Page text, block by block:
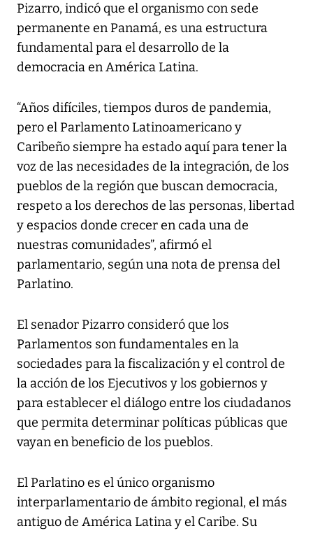
Pizarro, indicó que el organismo con sede
permanente en Panamá, es una estructura
fundamental para el desarrollo de la
democracia en América Latina.
“Años difíciles, tiempos duros de pandemia,
pero el Parlamento Latinoamericano y
Caribeño siempre ha estado aquí para tener la
voz de las necesidades de la integración, de los
pueblos de la región que buscan democracia,
respeto a los derechos de las personas, libertad
y espacios donde crecer en cada una de
nuestras comunidades”, afirmó el
parlamentario, según una nota de prensa del
Parlatino.
El senador Pizarro consideró que los
Parlamentos son fundamentales en la
sociedades para la fiscalización y el control de
la acción de los Ejecutivos y los gobiernos y
para establecer el diálogo entre los ciudadanos
que permita determinar políticas públicas que
vayan en beneficio de los pueblos.
El Parlatino es el único organismo
interparlamentario de ámbito regional, el más
antiguo de América Latina y el Caribe. Su